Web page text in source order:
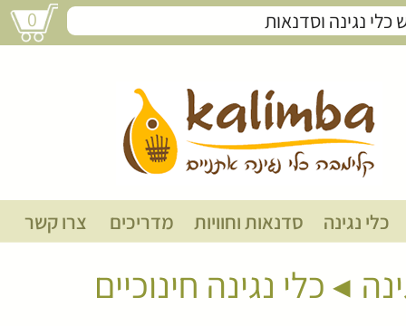
0
סט בונגוס מעץ
כלי נגינה סדנאות וחוויות מדריכים צרו קשר
כלי נגינה חינוכיים